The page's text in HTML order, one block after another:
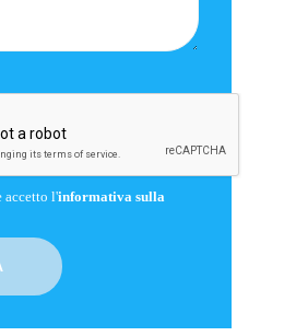
accetto l'informativa sulla